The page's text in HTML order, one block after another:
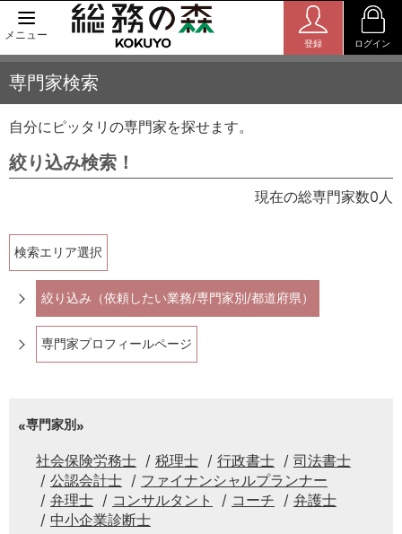
メニュー
登録 ログイン
専門家検索
自分にピッタリの専門家を探せます。
絞り込み検索！
現在の総専門家数0人
検索エリア選択
絞り込み（依頼したい業務/専門家別/都道府県）
専門家プロフィールページ
専門家別
社会保険労務士 税理士 行政書士
司法書士
公認会計士
ファイナンシャルプランナー
弁理士
コンサルタント コーチ
弁護士
中小企業診断士